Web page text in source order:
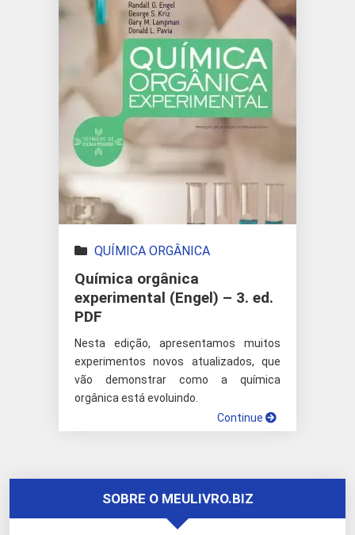
QUÍMICA ORGÂNICA
Química orgânica
experimental (Engel) – 3. ed.
PDF
Nesta edição, apresentamos muitos
experimentos novos atualizados, que
vão demonstrar como a química
orgânica está evoluindo.
Continue
SOBRE O MEULIVRO.BIZ